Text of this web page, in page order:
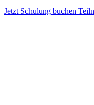
Jetzt Schulung buchen